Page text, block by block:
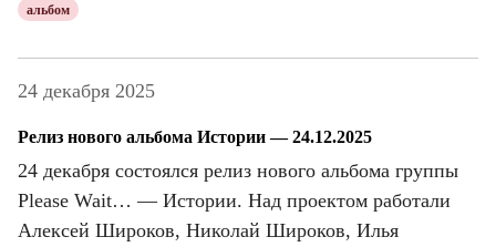
альбом
24 декабря 2025
Релиз нового альбома Истории — 24.12.2025
24 декабря состоялся релиз нового альбома группы
Please Wait… — Истории. Над проектом работали
Алексей Широков, Николай Широков, Илья